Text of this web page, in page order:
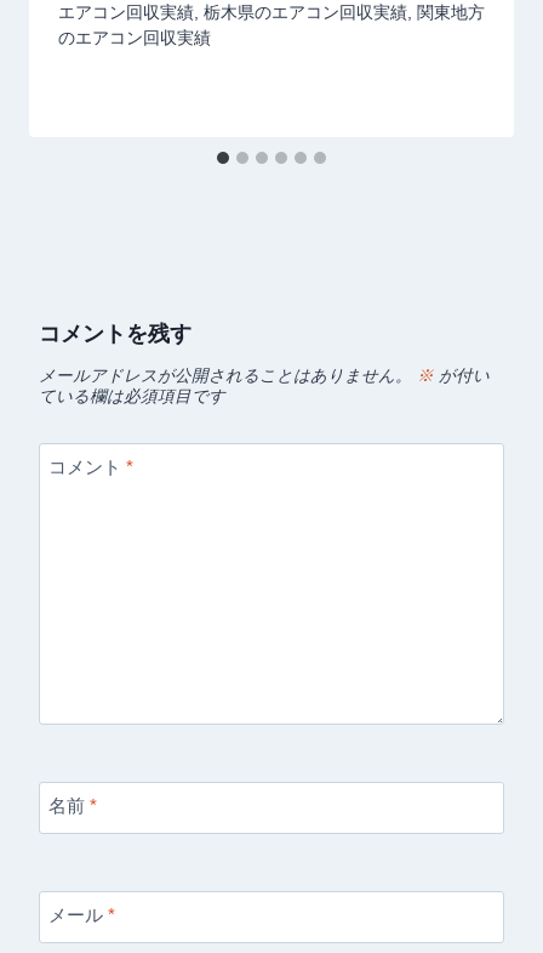
エアコン回収実績, 栃木県のエアコン回収実績, 関東地方
のエアコン回収実績
コメントを残す
メールアドレスが公開されることはありません。 ※ が付い
ている欄は必須項目です
コメント *
名前 *
メール *